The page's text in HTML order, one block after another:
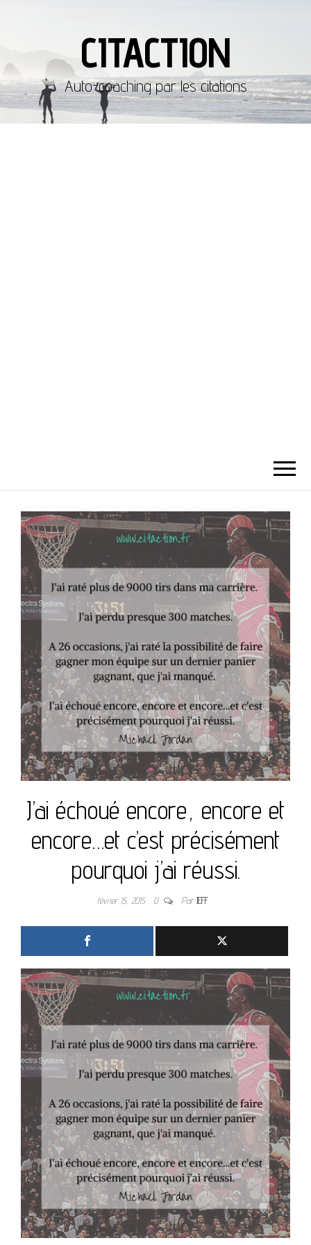
CITACTION
Auto-coaching par les citations
J’ai échoué encore, encore et
encore…et c’est précisément
pourquoi j’ai réussi.
février 15, 2015 0 ParJEFF